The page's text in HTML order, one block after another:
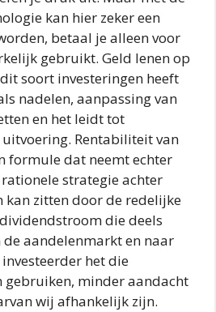
kan hier zeker een
betaal je alleen voor
gebruikt. Geld lenen op
soort investeringen heeft
nadelen, aanpassing van
en het leidt tot
Rentabiliteit van
formule dat neemt echter
strategie achter
kan zitten door de redelijke
die deels
aandelenmarkt en naar
het die
gebruiken, minder aandacht
wij afhankelijk zijn.